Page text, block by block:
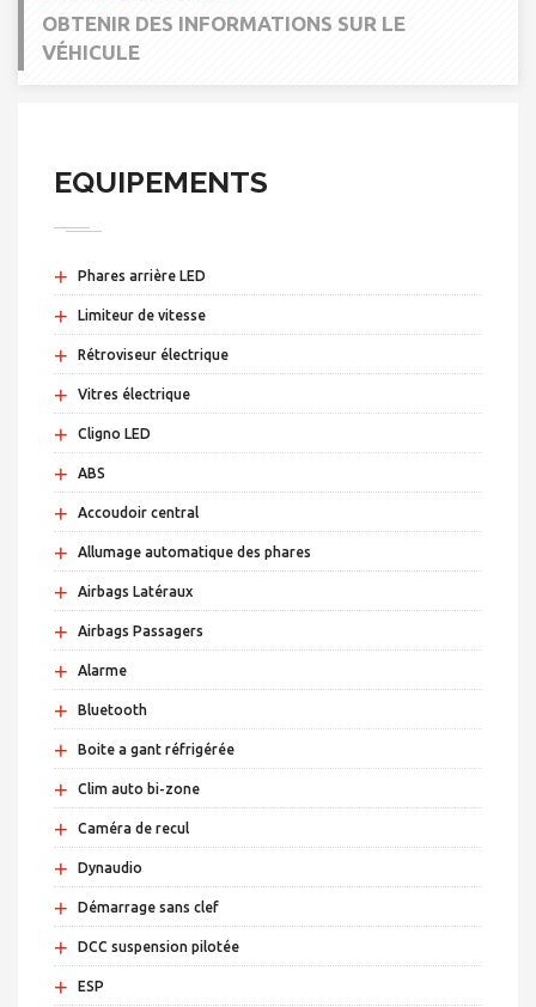
OBTENIR DES INFORMATIONS SUR LE
VÉHICULE
EQUIPEMENTS
+ Phares arrière LED
+ Limiteur de vitesse
+ Rétroviseur électrique
+ Vitres électrique
+ Cligno LED
+ ABS
+ Accoudoir central
+ Allumage automatique des phares
+ Airbags Latéraux
+ Airbags Passagers
+ Alarme
+ Bluetooth
+ Boite a gant réfrigérée
+ Clim auto bi-zone
+ Caméra de recul
+ Dynaudio
+ Démarrage sans clef
+ DCC suspension pilotée
+ ESP